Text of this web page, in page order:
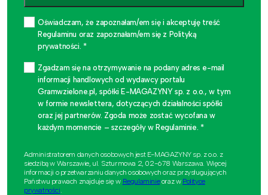
Oświadczam, że zapoznałam/em się i akceptuję treść
Regulaminu oraz zapoznałam/em się z Polityką
prywatności. *
Zgadzam się na otrzymywanie na podany adres e-mail
informacji handlowych od wydawcy portalu
Gramwzielone.pl, spółki E-MAGAZYNY sp. z o.o., w tym
w formie newslettera, dotyczących działalności spółki
oraz jej partnerów. Zgoda może zostać wycofana w
każdym momencie – szczegóły w Regulaminie. *
Administratorem danych osobowych jest E-MAGAZYNY sp. z o.o. z
siedzibą w Warszawie, ul. Szturmowa 2, 02-678 Warszawa. Więcej
informacji o przetwarzaniu danych osobowych oraz przysługujących
Państwu prawach znajduje się w Regulaminieoraz w Polityce
prywatności.